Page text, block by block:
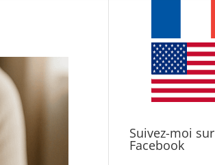
Suivez-moi sur
Facebook